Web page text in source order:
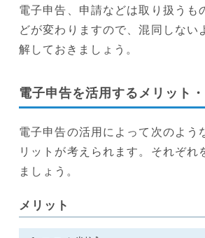
電子申告、申請などは取り扱うも
どが変わりますので、混同しない
解しておきましょう。
電子申告を活用するメリット
電子申告の活用によって次のよう
リットが考えられます。それぞれ
ましょう。
メリット